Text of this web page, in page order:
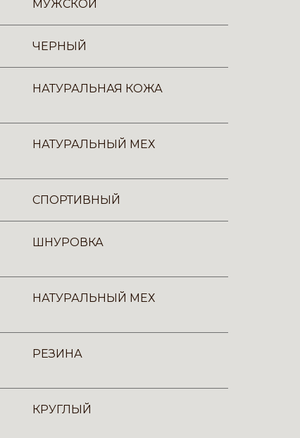
МУЖСКОЙ
ЧЕРНЫЙ
НАТУРАЛЬНАЯ КОЖА
НАТУРАЛЬНЫЙ МЕХ
СПОРТИВНЫЙ
ШНУРОВКА
НАТУРАЛЬНЫЙ МЕХ
РЕЗИНА
КРУГЛЫЙ